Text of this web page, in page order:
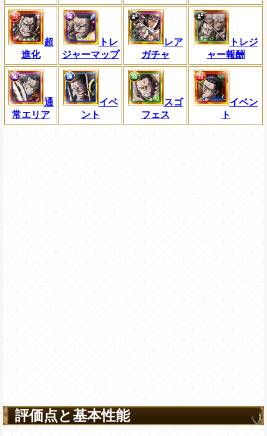
超
進化
トレ
ジャーマップ
レア
ガチャ
トレジ
ャー報酬
通
常エリア
イベ
ント
スゴ
フェス
イベン
ト
評価点と基本性能